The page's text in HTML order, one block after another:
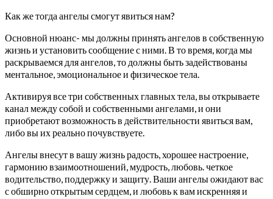
Как же тогда ангелы смогут явиться нам?
Основной нюанс- мы должны принять ангелов в собственную
жизнь и установить сообщение с ними. В то время, когда мы
раскрываемся для ангелов, то должны быть задействованы
ментальное, эмоциональное и физическое тела.
Активируя все три собственных главных тела, вы открываете
канал между собой и собственными ангелами, и они
приобретают возможность в действительности явиться вам,
либо вы их реально почувствуете.
Ангелы внесут в вашу жизнь радость, хорошее настроение,
гармонию взаимоотношений, мудрость, любовь. четкое
водительство, поддержку и защиту. Ваши ангелы ожидают вас
с обширно открытым сердцем, и любовь к вам искренняя и